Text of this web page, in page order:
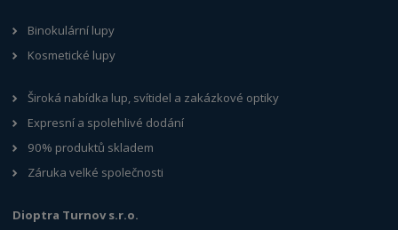
Binokulární lupy
Kosmetické lupy
Široká nabídka lup, svítidel a zakázkové optiky
Expresní a spolehlivé dodání
90% produktů skladem
Záruka velké společnosti
Dioptra Turnov s.r.o.